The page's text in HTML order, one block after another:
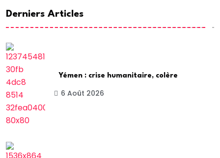
Derniers Articles
Yémen : crise humanitaire, colère
6 Août 2026